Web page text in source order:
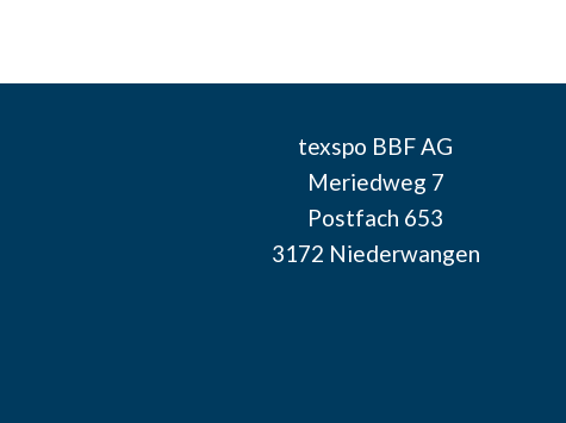
texspo BBF AG
Meriedweg 7
Postfach 653
3172 Niederwangen